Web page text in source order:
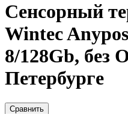
Сенсорный
Wintec
8/128Gb, без
Петербурге
Сравнить